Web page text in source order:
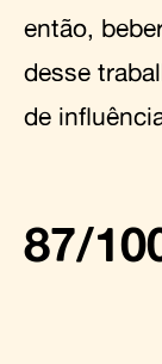
então,
desse
de
87/